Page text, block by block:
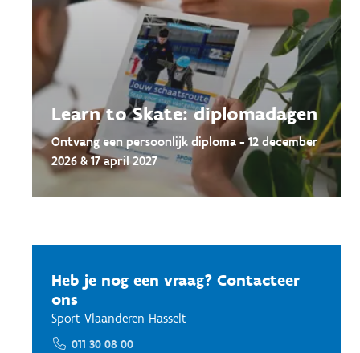
Learn to Skate: diplomadagen
Ontvang een persoonlijk diploma - 12 december
2026 & 17 april 2027
Heb je nog een vraag? Contacteer
ons
Sport Vlaanderen Hasselt
011 30 08 00